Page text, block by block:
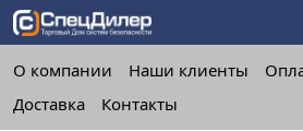
О компании Наши клиенты
Доставка
Контакты